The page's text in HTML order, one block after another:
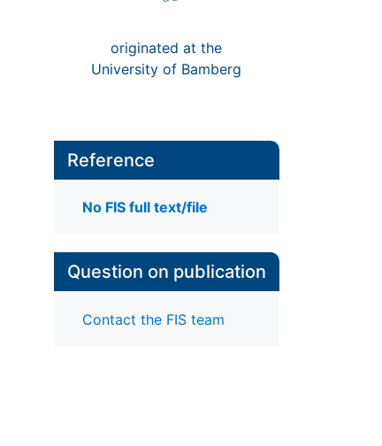
originated at the
University of Bamberg
Reference
No FIS full text/file
Question on publication
Contact the FIS team